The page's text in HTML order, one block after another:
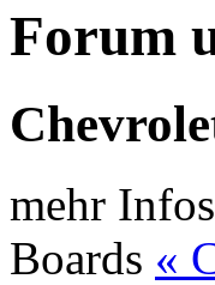
Forum
mehr
Boards «